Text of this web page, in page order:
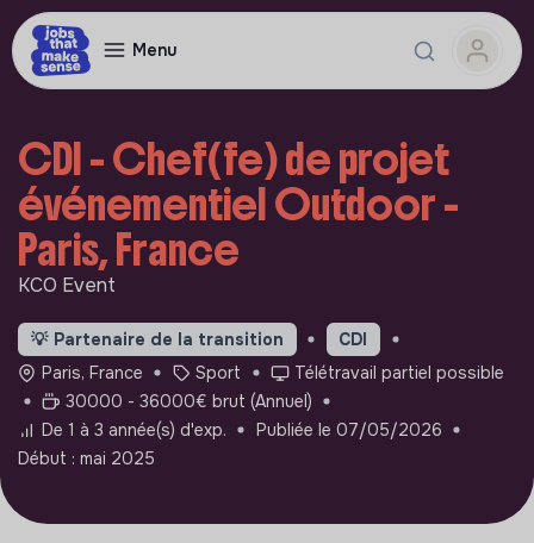
Menu
CDI - Chef(fe) de projet
événementiel Outdoor -
Paris, France
KCO Event
💡 Partenaire de la transition
CDI
Paris, France
Sport
Télétravail partiel possible
30000 - 36000€ brut (Annuel)
De 1 à 3 année(s) d'exp.
Publiée le 07/05/2026
Début : mai 2025